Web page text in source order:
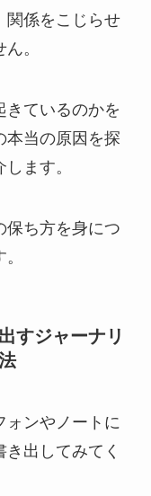
関係をこじらせ
。
きているのかを
本当の原因を探
ます。
保ち方を身につ
すジャーナリ
ォンやノートに
出してみてく